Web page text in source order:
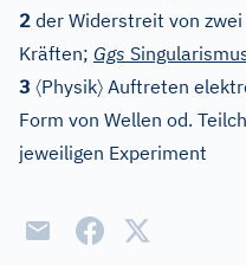
2 der Widerstreit von
Kräften; Ggs
3 〈Physik〉 Auftreten
Form von Wellen od.
jeweiligen Experiment